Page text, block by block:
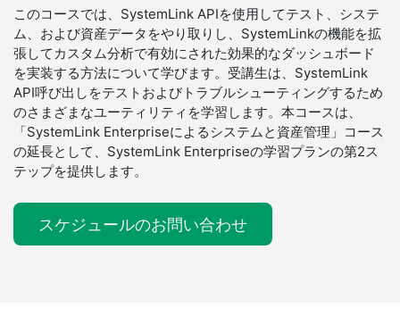
このコースでは、SystemLink APIを使用してテスト、システ
ム、および資産データをやり取りし、SystemLinkの機能を拡
張してカスタム分析で有効にされた効果的なダッシュボード
を実装する方法について学びます。受講生は、SystemLink
API呼び出しをテストおよびトラブルシューティングするため
のさまざまなユーティリティを学習します。本コースは、
「SystemLink Enterpriseによるシステムと資産管理」コース
の延長として、SystemLink Enterpriseの学習プランの第2ス
テップを提供します。
スケジュールのお問い合わせ